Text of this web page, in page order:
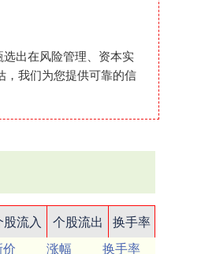
出在风险管理、资本实
，我们为您提供可靠的信
股流入 个股流出
换手率
涨幅
换手率